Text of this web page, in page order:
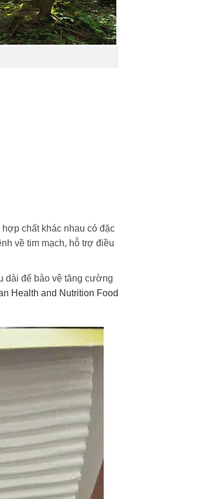
chất khác nhau có đặc
về tim mạch, hỗ trợ điều
dài để bảo vệ tăng cường
Health and Nutrition Food